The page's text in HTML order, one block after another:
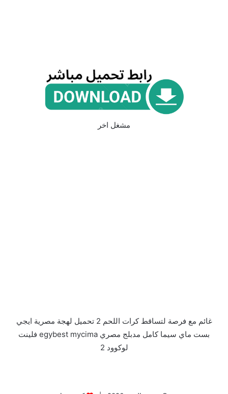
مشغل اخر
غائم مع فرصة لتساقط كرات اللحم 2 تحميل لهجة مصرية ايجي
بست ماي سيما كامل مدبلج مصري egybest mycima فلينت
لوكوود 2